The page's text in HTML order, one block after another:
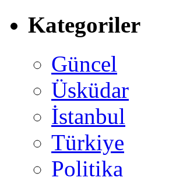
Kategoriler
Güncel
Üsküdar
İstanbul
Türkiye
Politika